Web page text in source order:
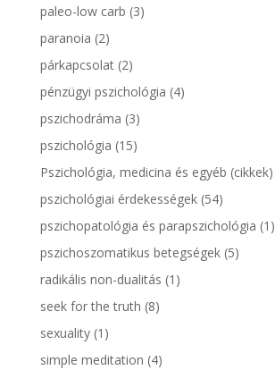
paleo-low carb (3)
paranoia (2)
párkapcsolat(2)
pénzügyi pszichológia (4)
pszichodráma (3)
pszichológia (15)
Pszichológia, medicina és egyéb (cikkek)
pszichológiai érdekességek(54)
pszichopatológia és parapszichológia (1)
pszichoszomatikus betegségek(5)
radikális non-dualitás (1)
seek for the truth (8)
sexuality(1)
simple meditation (4)